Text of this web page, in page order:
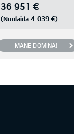
36 951 €
(Nuolaida 4 039 €)
MANE DOMINA!